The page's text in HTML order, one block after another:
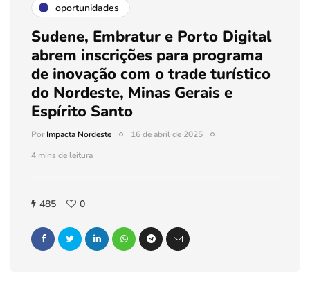
oportunidades
Sudene, Embratur e Porto Digital
abrem inscrições para programa
de inovação com o trade turístico
do Nordeste, Minas Gerais e
Espírito Santo
PorImpacta Nordeste
16 de abril de 2025
4 mins de leitura
485 0